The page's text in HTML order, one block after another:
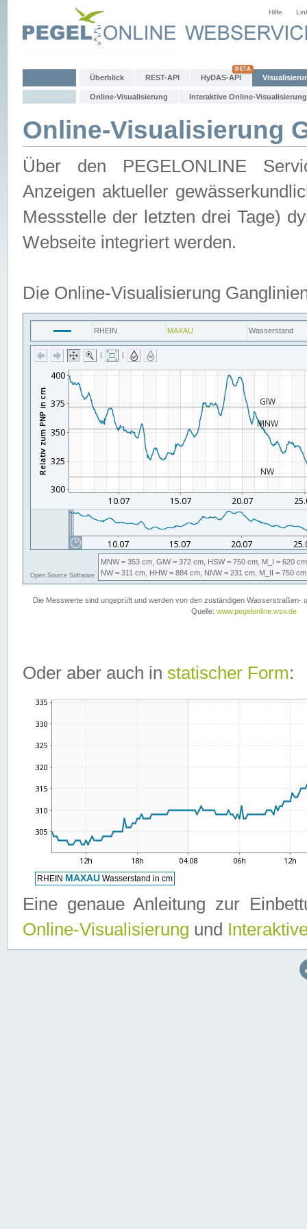
Hilfe
Überblick REST-API HyDAS-API
Online-Visualisierung Interaktive Online-Visualisierung
Online-Visualisierung
Über den PEGELONLINE
Anzeigen aktueller
Messstelle der letzten drei Tage)
Webseite integriert werden.
Die Online-Visualisierung
Oder aber auch in statischer Form:
Eine genaue Anleitung zur
Online-Visualisierung und